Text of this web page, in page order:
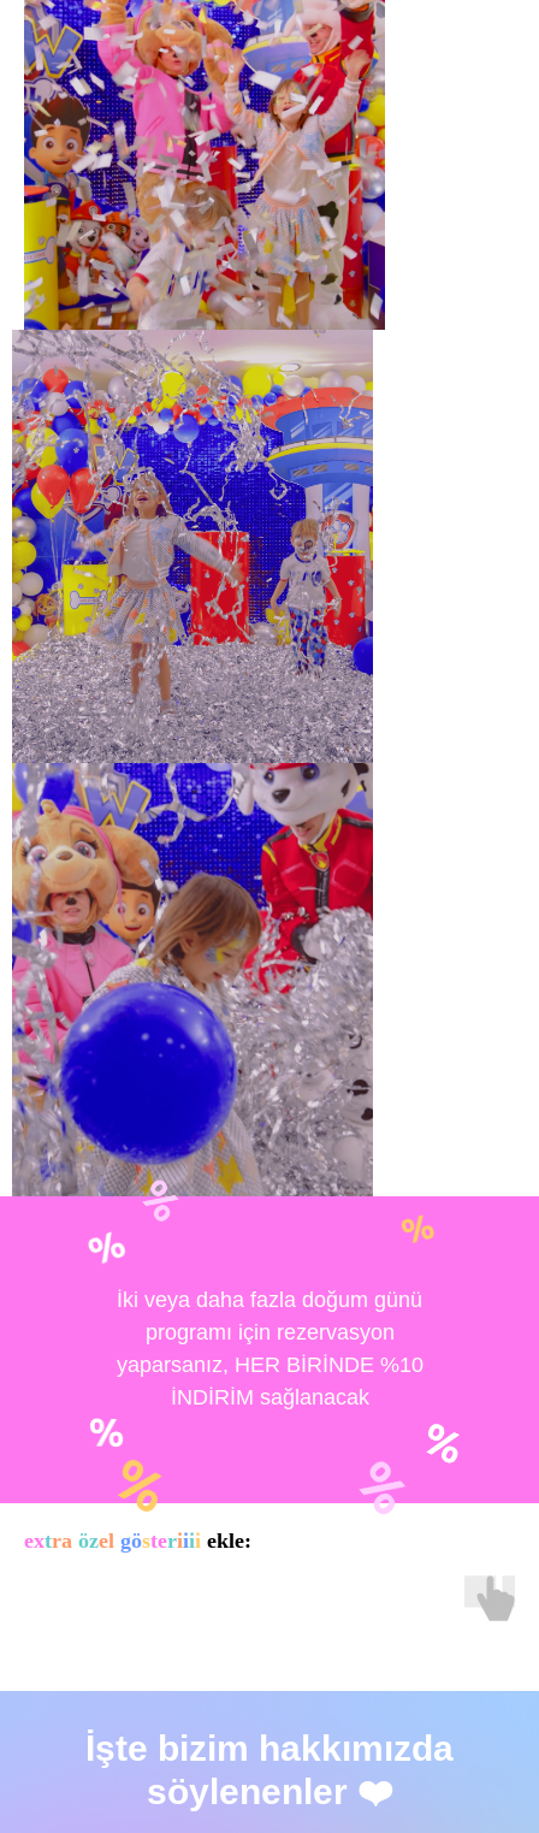
İki veya daha fazla doğum günü
programı için rezervasyon
yaparsanız, HER BİRİNDE %10
İNDİRİM sağlanacak
extra özel gösteriiii ekle:
İşte bizim hakkımızda
söylenenler ❤️